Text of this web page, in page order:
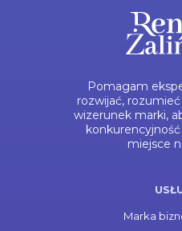
Pomagam
rozwijać,
wizerunek marki,
miejsce
Marka